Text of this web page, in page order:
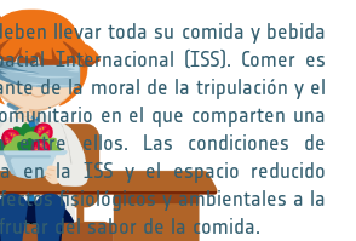
llevar toda su comida y bebida
Internacional (ISS). Comer es
de la moral de la tripulación y el
en el que comparten una
entre ellos. Las condiciones de
en la ISS y el espacio reducido
fisiológicos y ambientales a la
del sabor de la comida.